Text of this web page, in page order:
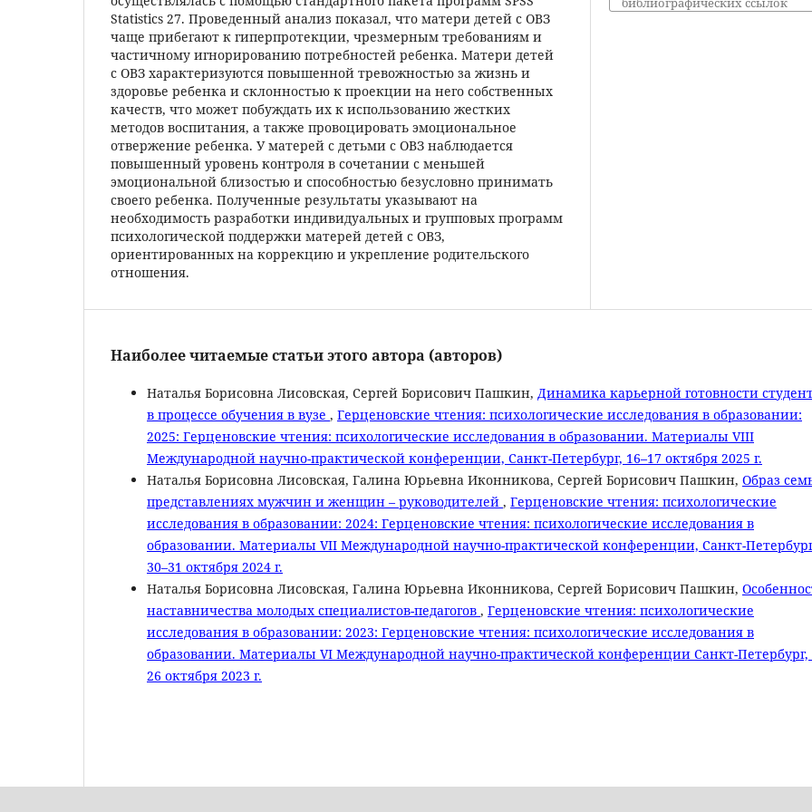
Statistics 27. Проведенный анализ показал, что матери детей с ОВЗ
чаще прибегают к гиперпротекции, чрезмерным требованиям и
частичному игнорированию потребностей ребенка. Матери детей
с ОВЗ характеризуются повышенной тревожностью за жизнь и
здоровье ребенка и склонностью к проекции на него собственных
качеств, что может побуждать их к использованию жестких
методов воспитания, а также провоцировать эмоциональное
отвержение ребенка. У матерей с детьми с ОВЗ наблюдается
повышенный уровень контроля в сочетании с меньшей
эмоциональной близостью и способностью безусловно принимать
своего ребенка. Полученные результаты указывают на
необходимость разработки индивидуальных и групповых программ
психологической поддержки матерей детей с ОВЗ,
ориентированных на коррекцию и укрепление родительского
отношения.
Наиболее читаемые статьи этого автора (авторов)
Наталья Борисовна Лисовская, Сергей Борисович Пашкин, Динамика карьерной готовности
в процессе обучения в вузе , Герценовские чтения: психологические исследования в образовании:
2025: Герценовские чтения: психологические исследования в образовании. Материалы VIII
Международной научно-практической конференции, Санкт-Петербург, 16–17 октября 2025 г.
Наталья Борисовна Лисовская, Галина Юрьевна Иконникова, Сергей Борисович Пашкин, Образ
представлениях мужчин и женщин – руководителей , Герценовские чтения: психологические
исследования в образовании: 2024: Герценовские чтения: психологические исследования в
образовании. Материалы VII Международной научно-практической конференции, Санкт-
30–31 октября 2024 г.
Наталья Борисовна Лисовская, Галина Юрьевна Иконникова, Сергей Борисович Пашкин,
наставничества молодых специалистов-педагогов , Герценовские чтения: психологические
исследования в образовании: 2023: Герценовские чтения: психологические исследования в
образовании. Материалы VI Международной научно-практической конференции Санкт-Петербург,
26 октября 2023 г.